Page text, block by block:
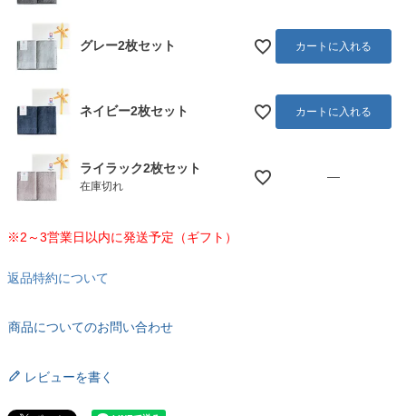
グレー2枚セット カートに入れる
ネイビー2枚セット カートに入れる
ライラック2枚セット
在庫切れ
—
※2～3営業日以内に発送予定（ギフト）
返品特約について
商品についてのお問い合わせ
レビューを書く